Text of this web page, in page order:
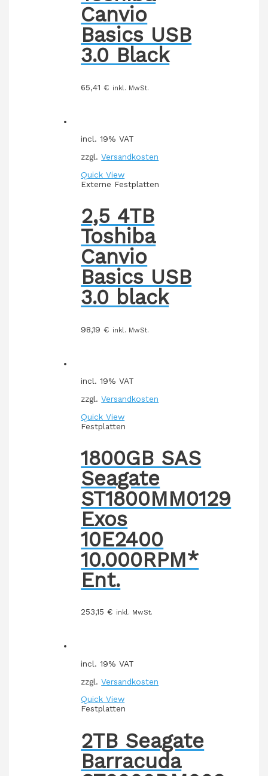
Canvio
Basics USB
3.0 Black
65,41€ inkl. MwSt.
incl. 19% VAT
zzgl.Versandkosten
Quick View
Externe Festplatten
2,5 4TB
Toshiba
Canvio
Basics USB
3.0 black
98,19€ inkl. MwSt.
incl. 19% VAT
zzgl.Versandkosten
Quick View
Festplatten
1800GB SAS
Seagate
ST1800MM0129
Exos
10E2400
10.000RPM*
Ent.
253,15€ inkl. MwSt.
incl. 19% VAT
zzgl.Versandkosten
Quick View
Festplatten
2TB Seagate
Barracuda